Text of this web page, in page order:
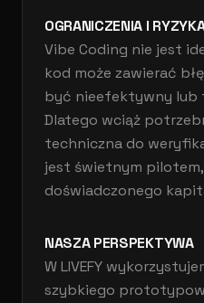
OGRANICZENIA I
Vibe Coding nie jest
kod może zawierać
być nieefektywny lub
Dlatego wciąż
techniczna do
jest świetnym
doświadczonego
NASZA PERSPEKTYWA
W LIVEFY
szybkiego